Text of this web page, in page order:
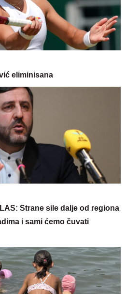
eliminisana
Strane sile dalje od regiona
i sami ćemo čuvati